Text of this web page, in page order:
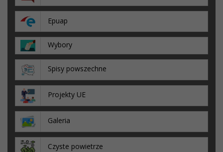
Epuap
Wybory
Spisy powszechne
Projekty UE
Galeria
Czyste powietrze